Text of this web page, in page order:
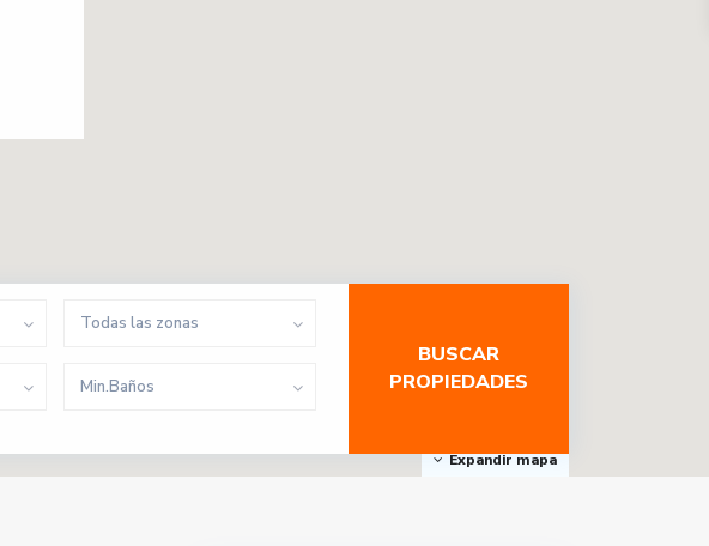
Expandir mapa
Todas las zonas
Min.Baños